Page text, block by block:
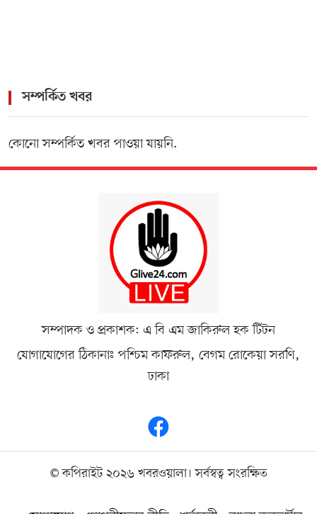
সম্পর্কিত খবর
কোনো সম্পর্কিত খবর পাওয়া যায়নি.
সম্পাদক ও প্রকাশক: এ বি এম জাকিরুল হক টিটন
যোগাযোগের ঠিকানাঃ পশ্চিম কাফরুল, বেগম রোকেয়া সরণি,
ঢাকা
© কপিরাইট ২০২৬ খবরওয়ালা। সর্বস্বত্ব সংরক্ষিত